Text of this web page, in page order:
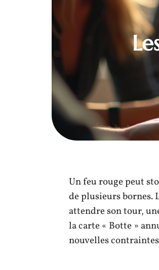
Un feu rouge peut
de plusieurs bornes.
attendre son tour,
la carte « Botte »
nouvelles